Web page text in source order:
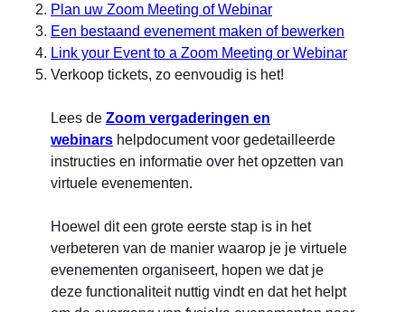
Plan uw Zoom Meeting of Webinar
Een bestaand evenement maken of bewerken
Link your Event to a Zoom Meeting or Webinar
Verkoop tickets, zo eenvoudig is het!
Lees de Zoom vergaderingen en
webinars helpdocument voor gedetailleerde
instructies en informatie over het opzetten van
virtuele evenementen.
Hoewel dit een grote eerste stap is in het
verbeteren van de manier waarop je je virtuele
evenementen organiseert, hopen we dat je
deze functionaliteit nuttig vindt en dat het helpt